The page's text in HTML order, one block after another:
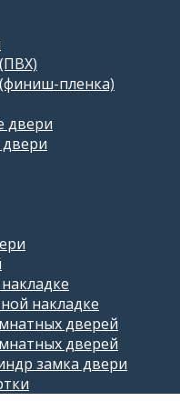
пленка)
двери
накладке
дверей
дверей
замка двери